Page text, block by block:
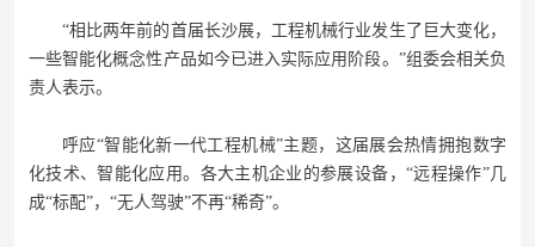
“相比两年前的首届长沙展，工程机械行业发生了巨大变化，
一些智能化概念性产品如今已进入实际应用阶段。”组委会相关负
责人表示。
呼应“智能化新一代工程机械”主题，这届展会热情拥抱数字
化技术、智能化应用。各大主机企业的参展设备，“远程操作”几
成“标配”，“无人驾驶”不再“稀奇”。